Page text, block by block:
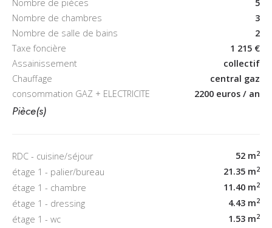
Nombre de pièces
5
Nombre de chambres
3
Nombre de salle de bains
2
Taxe foncière
1 215 €
Assainissement
collectif
Chauffage
central gaz
consommation GAZ + ELECTRICITE
2200 euros / an
Pièce(s)
RDC - cuisine/séjour 52 m2
étage 1 - palier/bureau 21.35 m2
étage 1 - chambre 11.40 m2
étage 1 - dressing 4.43 m2
étage 1 - wc 1.53 m2